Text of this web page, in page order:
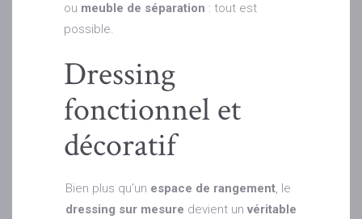
ou meuble de séparation : tout est
possible.
Dressing
fonctionnel et
décoratif
Bien plus qu’un espace de rangement, le
dressing sur mesure devient un véritable